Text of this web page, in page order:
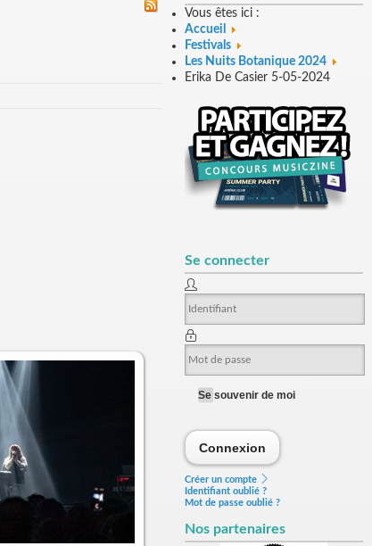
Vous êtes ici :
Accueil
Festivals
Les Nuits Botanique 2024
Erika De Casier 5-05-2024
Se connecter
Se souvenir de moi
Connexion
Créer un compte
Identifiant oublié ?
Mot de passe oublié ?
Nos partenaires